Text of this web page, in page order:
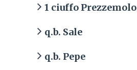
1 ciuffo Prezzemolo
q.b. Sale
q.b. Pepe